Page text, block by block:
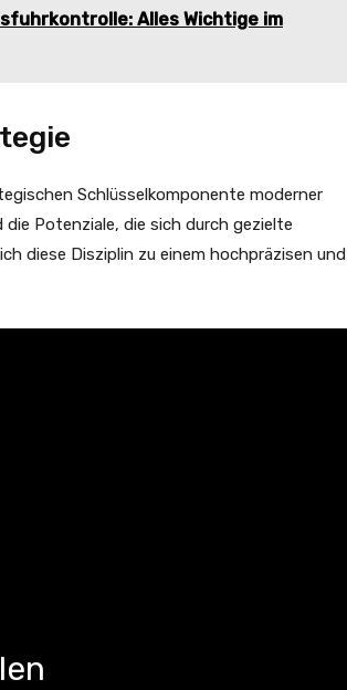
Alles Wichtige im
Schlüsselkomponente moderner
Potenziale, die sich durch gezielte
diese Disziplin zu einem hochpräzisen und